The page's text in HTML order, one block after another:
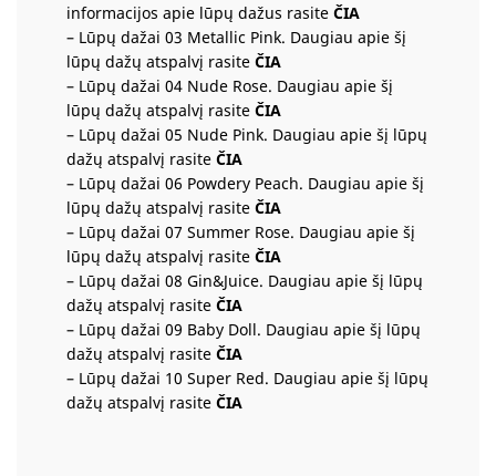
informacijos apie lūpų dažus rasite ČIA
– Lūpų dažai 03 Metallic Pink. Daugiau apie šį
lūpų dažų atspalvį rasite ČIA
– Lūpų dažai 04 Nude Rose. Daugiau apie šį
lūpų dažų atspalvį rasite ČIA
– Lūpų dažai 05 Nude Pink. Daugiau apie šį lūpų
dažų atspalvį rasite ČIA
– Lūpų dažai 06 Powdery Peach. Daugiau apie šį
lūpų dažų atspalvį rasite ČIA
– Lūpų dažai 07 Summer Rose. Daugiau apie šį
lūpų dažų atspalvį rasite ČIA
– Lūpų dažai 08 Gin&Juice. Daugiau apie šį lūpų
dažų atspalvį rasite ČIA
– Lūpų dažai 09 Baby Doll. Daugiau apie šį lūpų
dažų atspalvį rasite ČIA
– Lūpų dažai 10 Super Red. Daugiau apie šį lūpų
dažų atspalvį rasite ČIA